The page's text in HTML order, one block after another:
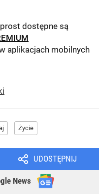
dostępne są
aplikacjach mobilnych
Życie
UDOSTĘPNIJ
News